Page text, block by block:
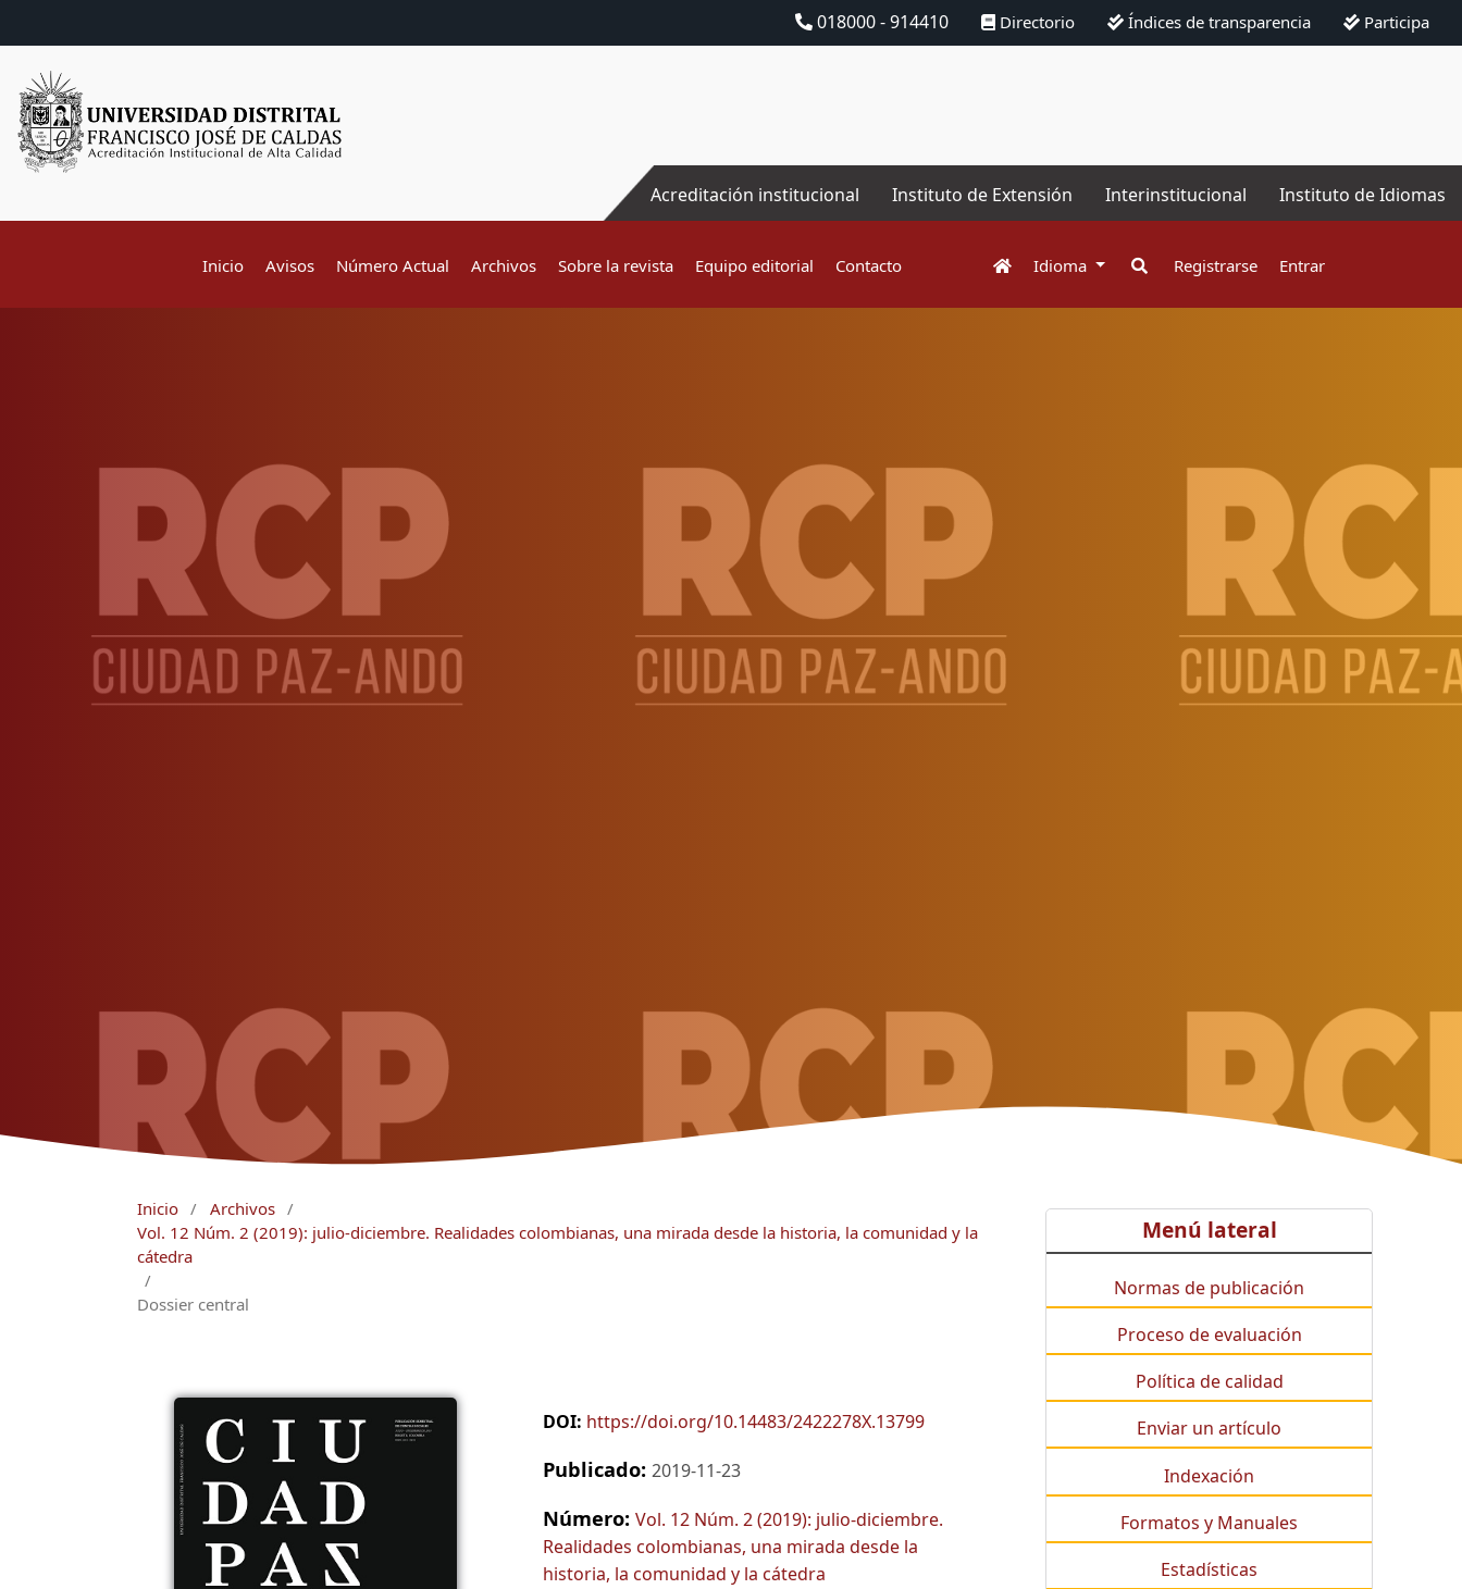
018000 - 914410 Directorio Índices de transparencia Participa
Acreditación institucional Instituto de Extensión Interinstitucional Instituto de Idiomas
Inicio Avisos Número Actual Archivos Sobre la revista Equipo editorial Contacto Idioma Registrarse Entrar
Inicio / Archivos /
Vol. 12 Núm. 2 (2019): julio-diciembre. Realidades colombianas, una mirada desde la historia, la comunidad y la
cátedra
/
Dossier central
DOI: https://doi.org/10.14483/2422278X.13799
Publicado: 2019-11-23
Número: Vol. 12 Núm. 2 (2019): julio-diciembre.
Realidades colombianas, una mirada desde la
historia, la comunidad y la cátedra
Menú lateral
Normas de publicación
Proceso de evaluación
Política de calidad
Enviar un artículo
Indexación
Formatos y Manuales
Estadísticas